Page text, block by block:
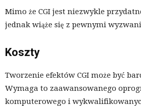
Mimo że CGI jest niezwykle
jednak wiąże się z pewnymi
Koszty
Tworzenie efektów CGI może być
Wymaga to zaawansowanego
komputerowego i